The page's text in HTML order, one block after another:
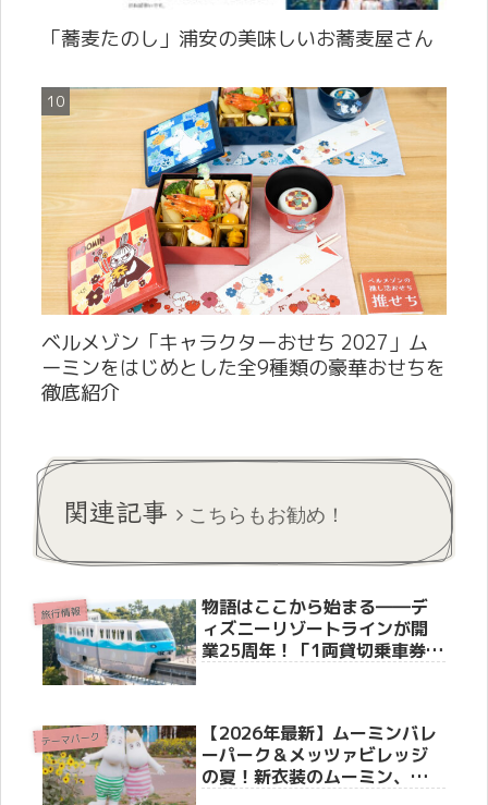
「蕎麦たのし」浦安の美味しいお蕎麦屋さん
ベルメゾン「キャラクターおせち 2027」ム
ーミンをはじめとした全9種類の豪華おせちを
徹底紹介
関連記事 こちらもお勧め！
旅行情報
物語はここから始まる――デ
ィズニーリゾートラインが開
業25周年！「1両貸切乗車券」
テーマパーク
【2026年最新】ムーミンバレ
ーパーク＆メッツァビレッジ
の夏！新衣装のムーミン、湖